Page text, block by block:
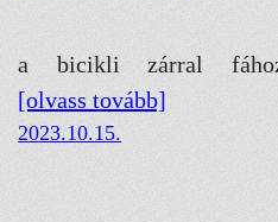
a bicikli zárral
[olvass tovább]
2023.10.15.